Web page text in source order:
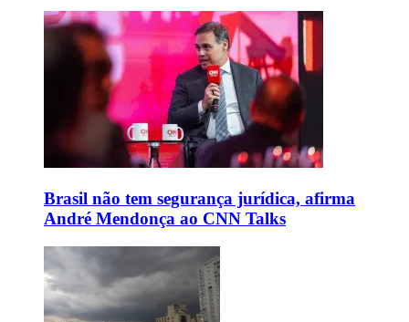
Brasil não tem segurança jurídica, afirma
André Mendonça ao CNN Talks